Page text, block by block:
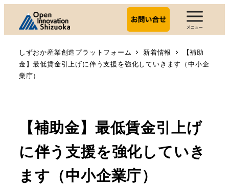
しずおか産業創造プラットフォーム 新着情報
【補助
金】最低賃金引上げに伴う支援を強化していきます（中小企
業庁）
【補助金】最低賃金引上げ
に伴う支援を強化していき
ます（中小企業庁）